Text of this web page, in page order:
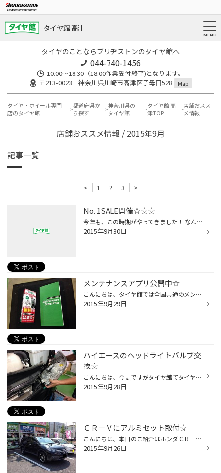
タイヤ館 高津
タイヤのことならブリヂストンのタイヤ館へ
044-740-1456
10:00～18:30（18:00作業受付終了)となります。
〒213-0023 神奈川県川崎市高津区子母口528
Map
タイヤ・ホイール専門
店のタイヤ館
都道府県か
ら探す
神奈川県の
タイヤ館
タイヤ館 高
津TOP
店舗おスス
メ情報
店舗おススメ情報 / 2015年9月
記事一覧
< 1 2 3 >
No. 1SALE開催☆☆☆
今年も、この時期がやってきました！ なんだかんだで、明日から10月です！ スタッドレスタイヤ予約購入と、美味しい秋の食材を求めた？ドライブシーズンです。 夏場〜シルバーウィークを頑張り抜いた愛車の点検に是非ご来店くださいね(^ ^)
2015年9月30日
メンテナンスアプリ公開中☆
こんにちは、タイヤ館では全国共通のメンテナンスグリーンパスという手帳を 愛車に1台お渡ししておりますが、車にいつも入れっぱなしで見たことない！ 次はいつ頃点検だっけ？？ みたいな方にピッタリ(^_^)v お手持ちのスマートフォンにアプリとして、 愛車の点検時期や交換〜整備記録が入れられる...
2015年9月29日
ハイエースのヘッドライトバルブ交
換☆
こんにちは、今更ですがタイヤ館てタイヤだけなの？タイヤ以外もやってますか？など質問がありますが、クルマの事はタイヤ以外もやってますよ！ 今日はご常連さまのライト交換です。 クルマってタイヤ以外にもよく交換する消耗品ありますよね？ 高津店でもタイヤの次にオイル・バッテリーの次に多い...
2015年9月28日
ＣＲ－Ｖにアルミセット取付☆
こんにちは、本日のご紹介はホンダＣＲ－Ｖです こちらのお客様もタイヤ交換ついでにホイールもお買い上げいただきました。 装着データー タイヤ ：デューラーＨ／Ｌ850 225/65R17 ホイール：ECOFORME CRS10 17X70 アライメント実施 ホイールも純正より軽くピカピカでバッチリですね！ お買い上...
2015年9月26日